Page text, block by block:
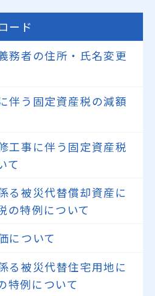
ード
務者の住所・氏名変更
伴う固定資産税の減額
工事に伴う固定資産税
て
る被災代替償却資産に
の特例について
について
る被災代替住宅用地に
特例について